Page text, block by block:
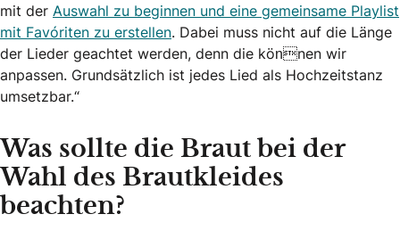
mit der Auswahl zu beginnen und eine gemeinsame Playlist
mit Favoriten zu erstellen. Dabei muss nicht auf die Länge
der Lieder geachtet werden, denn die können wir
anpassen. Grundsätzlich ist jedes Lied als Hochzeitstanz
umsetzbar.“
Was sollte die Braut bei der
Wahl des Brautkleides
beachten?